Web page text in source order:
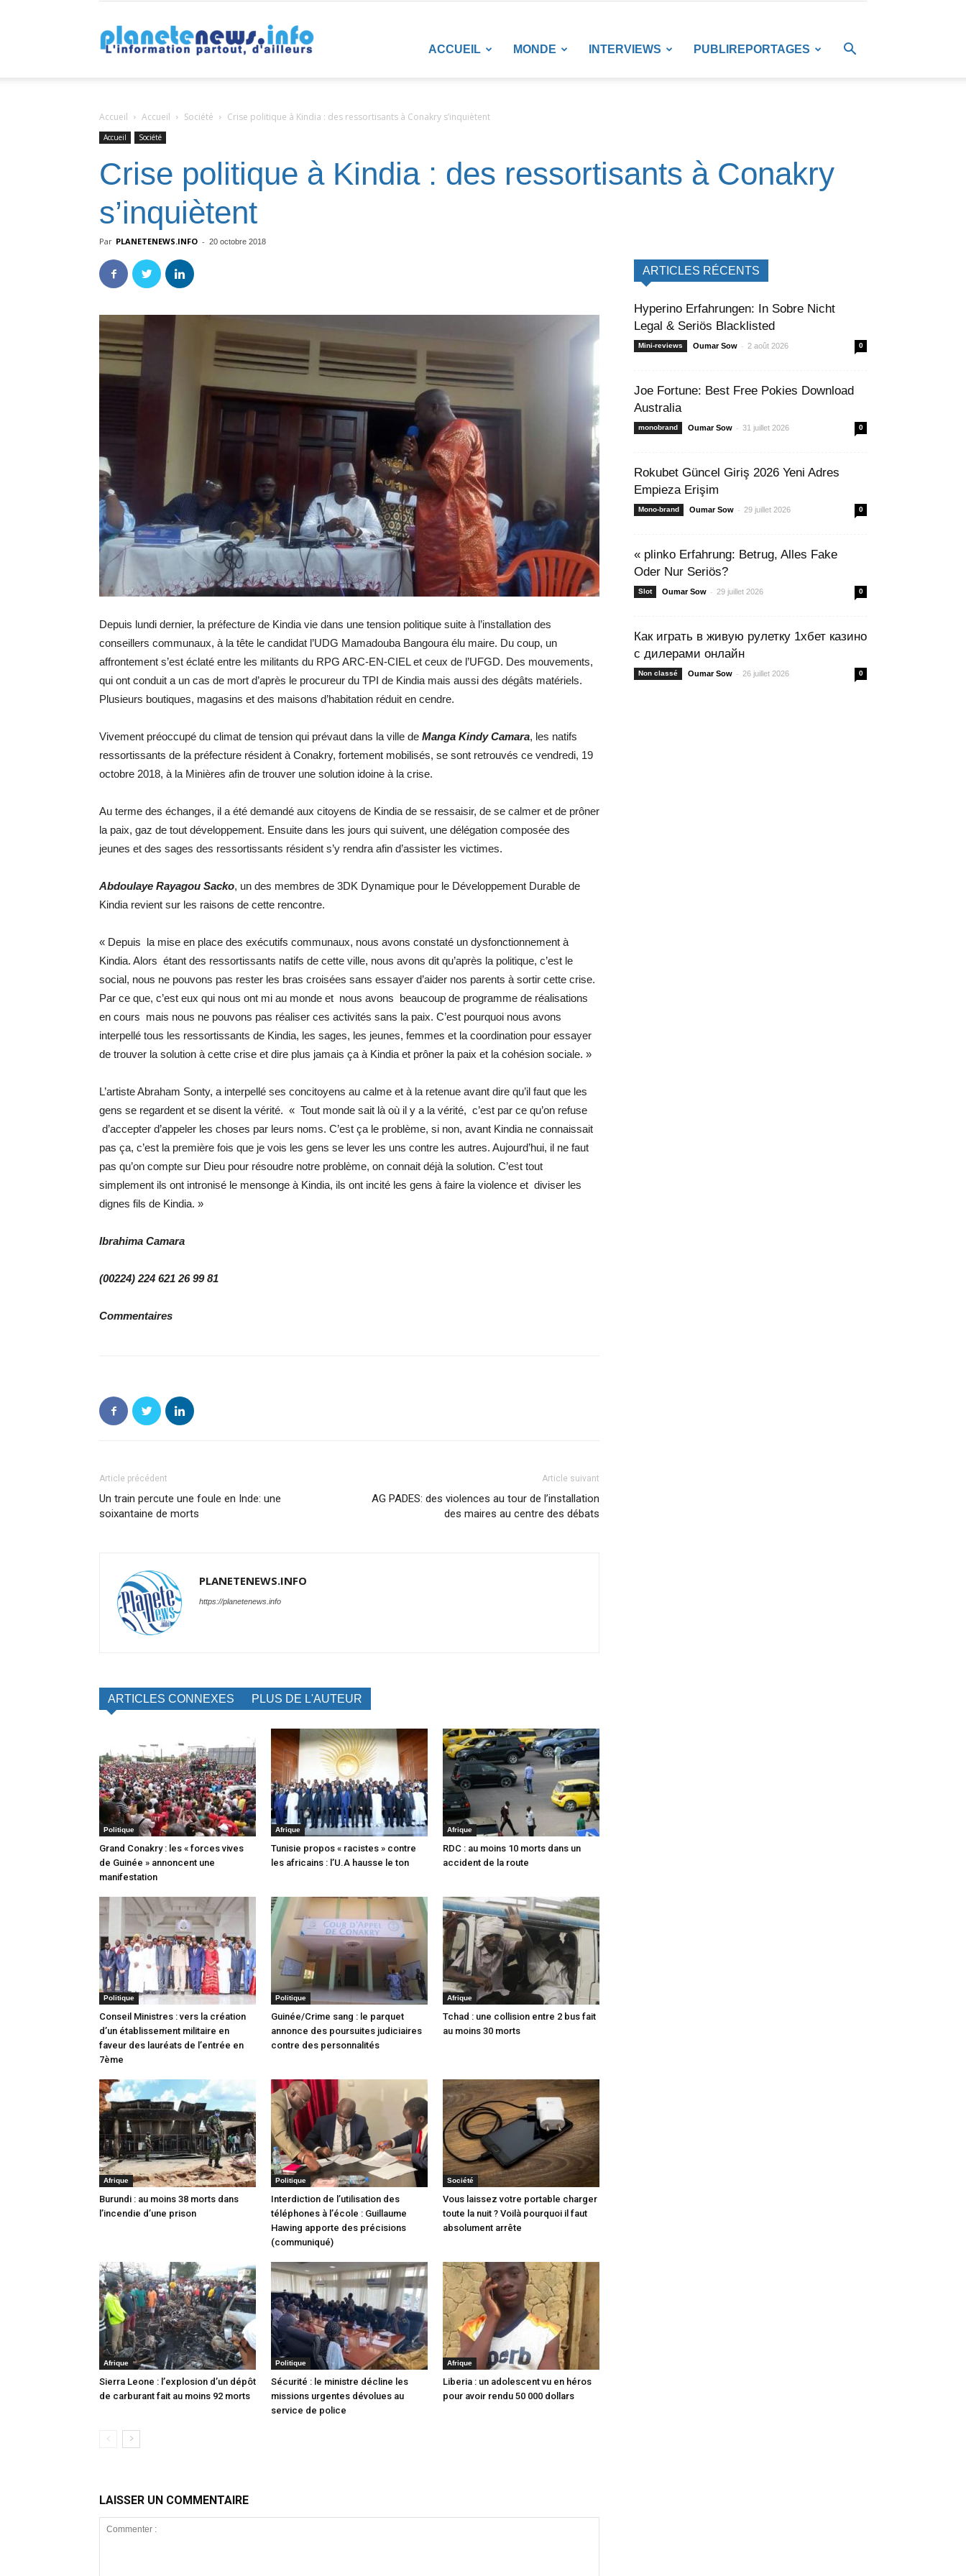
ACCUEIL MONDE INTERVIEWS PUBLIREPORTAGES
Accueil Accueil Société Crise politique à Kindia : des ressortisants à Conakry s’inquiètent
Accueil Société
Crise politique à Kindia : des ressortisants à Conakry
s’inquiètent
Par PLANETENEWS.INFO - 20 octobre 2018
Depuis lundi dernier, la préfecture de Kindia vie dans une tension politique suite à l’installation des
conseillers communaux, à la tête le candidat l’UDG Mamadouba Bangoura élu maire. Du coup, un
affrontement s’est éclaté entre les militants du RPG ARC-EN-CIEL et ceux de l’UFGD. Des mouvements,
qui ont conduit a un cas de mort d’après le procureur du TPI de Kindia mais aussi des dégâts matériels.
Plusieurs boutiques, magasins et des maisons d’habitation réduit en cendre.
Vivement préoccupé du climat de tension qui prévaut dans la ville de Manga Kindy Camara, les natifs
ressortissants de la préfecture résident à Conakry, fortement mobilisés, se sont retrouvés ce vendredi, 19
octobre 2018, à la Minières afin de trouver une solution idoine à la crise.
Au terme des échanges, il a été demandé aux citoyens de Kindia de se ressaisir, de se calmer et de prôner
la paix, gaz de tout développement. Ensuite dans les jours qui suivent, une délégation composée des
jeunes et des sages des ressortissants résident s’y rendra afin d’assister les victimes.
Abdoulaye Rayagou Sacko, un des membres de 3DK Dynamique pour le Développement Durable de
Kindia revient sur les raisons de cette rencontre.
« Depuis la mise en place des exécutifs communaux, nous avons constaté un dysfonctionnement à
Kindia. Alors étant des ressortissants natifs de cette ville, nous avons dit qu’après la politique, c’est le
social, nous ne pouvons pas rester les bras croisées sans essayer d’aider nos parents à sortir cette crise.
Par ce que, c’est eux qui nous ont mi au monde et nous avons beaucoup de programme de réalisations
en cours mais nous ne pouvons pas réaliser ces activités sans la paix. C’est pourquoi nous avons
interpellé tous les ressortissants de Kindia, les sages, les jeunes, femmes et la coordination pour essayer
de trouver la solution à cette crise et dire plus jamais ça à Kindia et prôner la paix et la cohésion sociale. »
L’artiste Abraham Sonty, a interpellé ses concitoyens au calme et à la retenue avant dire qu’il faut que les
gens se regardent et se disent la vérité. « Tout monde sait là où il y a la vérité, c’est par ce qu’on refuse
d’accepter d’appeler les choses par leurs noms. C’est ça le problème, si non, avant Kindia ne connaissait
pas ça, c’est la première fois que je vois les gens se lever les uns contre les autres. Aujourd’hui, il ne faut
pas qu’on compte sur Dieu pour résoudre notre problème, on connait déjà la solution. C’est tout
simplement ils ont intronisé le mensonge à Kindia, ils ont incité les gens à faire la violence et diviser les
dignes fils de Kindia. »
Ibrahima Camara
(00224) 224 621 26 99 81
Commentaires
Article précédent
Un train percute une foule en Inde: une
soixantaine de morts
Article suivant
AG PADES: des violences au tour de l’installation
des maires au centre des débats
PLANETENEWS.INFO
https://planetenews.info
ARTICLES CONNEXES PLUS DE L'AUTEUR
Politique
Grand Conakry : les « forces vives
de Guinée » annoncent une
manifestation
Afrique
Tunisie propos « racistes » contre
les africains : l’U.A hausse le ton
Afrique
RDC : au moins 10 morts dans un
accident de la route
Politique
Conseil Ministres : vers la création
d’un établissement militaire en
faveur des lauréats de l’entrée en
7ème
Politique
Guinée/Crime sang : le parquet
annonce des poursuites judiciaires
contre des personnalités
Afrique
Tchad : une collision entre 2 bus fait
au moins 30 morts
Afrique
Burundi : au moins 38 morts dans
l’incendie d’une prison
Politique
Interdiction de l’utilisation des
téléphones à l’école : Guillaume
Hawing apporte des précisions
(communiqué)
Société
Vous laissez votre portable charger
toute la nuit ? Voilà pourquoi il faut
absolument arrête
Afrique
Sierra Leone : l’explosion d’un dépôt
de carburant fait au moins 92 morts
Politique
Sécurité : le ministre décline les
missions urgentes dévolues au
service de police
Afrique
Liberia : un adolescent vu en héros
pour avoir rendu 50 000 dollars
LAISSER UN COMMENTAIRE
ARTICLES RÉCENTS
Hyperino Erfahrungen: In Sobre Nicht
Legal & Seriös Blacklisted
Mini-reviews Oumar Sow - 2 août 2026 0
Joe Fortune: Best Free Pokies Download
Australia
monobrand Oumar Sow - 31 juillet 2026 0
Rokubet Güncel Giriş 2026 Yeni Adres
Empieza Erişim
Mono-brand Oumar Sow - 29 juillet 2026 0
« plinko Erfahrung: Betrug, Alles Fake
Oder Nur Seriös?
Slot Oumar Sow - 29 juillet 2026 0
Как играть в живую рулетку 1хбет казино
с дилерами онлайн
Non classé Oumar Sow - 26 juillet 2026 0